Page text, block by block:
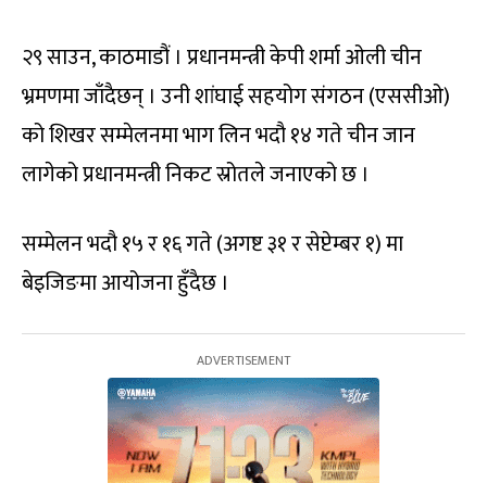
२९ साउन, काठमाडौं । प्रधानमन्त्री केपी शर्मा ओली चीन
भ्रमणमा जाँदैछन् । उनी शांघाई सहयोग संगठन (एससीओ)
को शिखर सम्मेलनमा भाग लिन भदौ १४ गते चीन जान
लागेको प्रधानमन्त्री निकट स्रोतले जनाएको छ ।
सम्मेलन भदौ १५ र १६ गते (अगष्ट ३१ र सेप्टेम्बर १) मा
बेइजिङमा आयोजना हुँदैछ ।